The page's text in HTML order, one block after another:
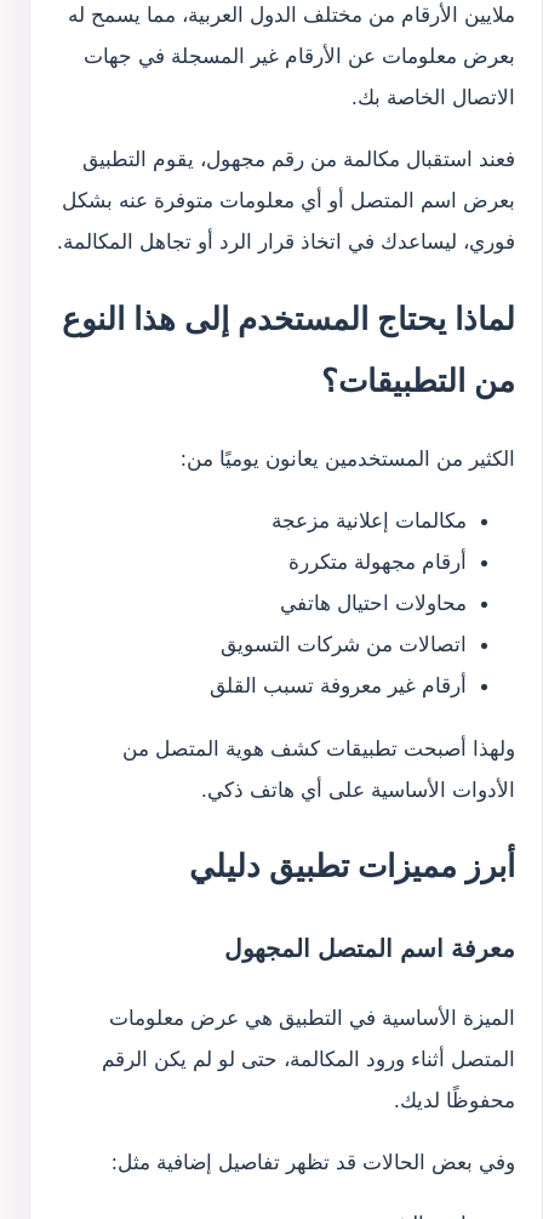
ملايين الأرقام من مختلف الدول العربية، مما يسمح له
بعرض معلومات عن الأرقام غير المسجلة في جهات
الاتصال الخاصة بك.
فعند استقبال مكالمة من رقم مجهول، يقوم التطبيق
بعرض اسم المتصل أو أي معلومات متوفرة عنه بشكل
فوري، ليساعدك في اتخاذ قرار الرد أو تجاهل المكالمة.
لماذا يحتاج المستخدم إلى هذا النوع
من التطبيقات؟
الكثير من المستخدمين يعانون يوميًا من:
مكالمات إعلانية مزعجة
أرقام مجهولة متكررة
محاولات احتيال هاتفي
اتصالات من شركات التسويق
أرقام غير معروفة تسبب القلق
ولهذا أصبحت تطبيقات كشف هوية المتصل من
الأدوات الأساسية على أي هاتف ذكي.
أبرز مميزات تطبيق دليلي
معرفة اسم المتصل المجهول
الميزة الأساسية في التطبيق هي عرض معلومات
المتصل أثناء ورود المكالمة، حتى لو لم يكن الرقم
محفوظًا لديك.
وفي بعض الحالات قد تظهر تفاصيل إضافية مثل: